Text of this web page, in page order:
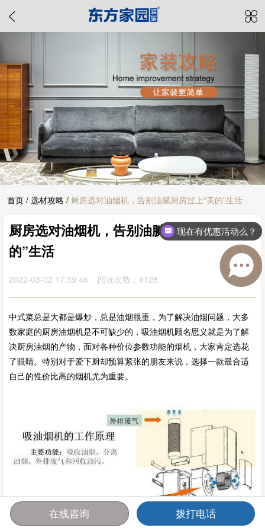
首页 / 选材攻略 / 厨房选对油烟机，告别油腻厨房过上“美的”生活
厨房选对油烟机，告别油腻厨房过上“美
的”生活
2022-03-02 17:39:46 阅读次数：4128
中式菜总是大都是爆炒，总是油烟很重，为了解决油烟问题，大多
数家庭的厨房油烟机是不可缺少的，吸油烟机顾名思义就是为了解
决厨房油烟的产物，面对各种价位参数功能的烟机，大家肯定选花
了眼睛。特别对于爱下厨却预算紧张的朋友来说，选择一款最合适
自己的性价比高的烟机尤为重要。
首页 报价 电话 咨询
现在有优惠活动么？
在线咨询 拨打电话